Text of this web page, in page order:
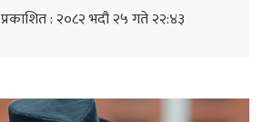
प्रकाशित : २०८२ भदौ २५ गते २२:४३